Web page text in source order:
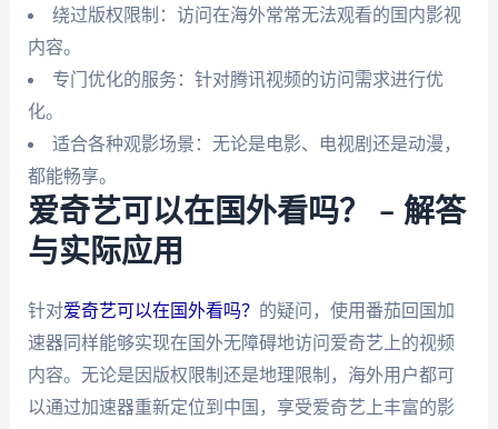
绕过版权限制：访问在海外常常无法观看的国内影视
内容。
专门优化的服务：针对腾讯视频的访问需求进行优
化。
适合各种观影场景：无论是电影、电视剧还是动漫，
都能畅享。
爱奇艺可以在国外看吗？ – 解答
与实际应用
针对爱奇艺可以在国外看吗？ 的疑问，使用番茄回国加
速器同样能够实现在国外无障碍地访问爱奇艺上的视频
内容。无论是因版权限制还是地理限制，海外用户都可
以通过加速器重新定位到中国，享受爱奇艺上丰富的影